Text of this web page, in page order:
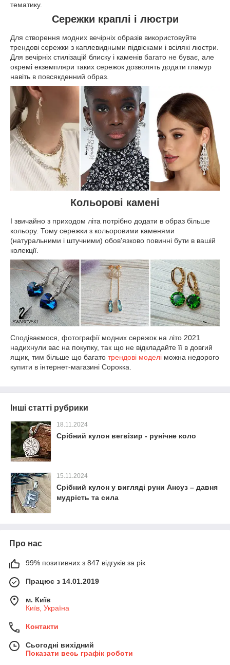
тематику.
Сережки краплі і люстри
Для створення модних вечірніх образів використовуйте
трендові сережки з каплевидными підвісками і всілякі люстри.
Для вечірніх стилізацій блиску і каменів багато не буває, але
окремі екземпляри таких сережок дозволять додати гламур
навіть в повсякденний образ.
Кольорові камені
І звичайно з приходом літа потрібно додати в образ більше
кольору. Тому сережки з кольоровими каменями
(натуральними і штучними) обов'язково повинні бути в вашій
колекції.
Сподіваємося, фотографії модних сережок на літо 2021
надихнули вас на покупку, так що не відкладайте її в довгий
ящик, тим більше що багато трендові моделі можна недорого
купити в інтернет-магазині Сорокка.
Інші статті рубрики
18.11.2024
Срібний кулон вегвізир - рунічне коло
15.11.2024
Срібний кулон у вигляді руни Ансуз – давня
мудрість та сила
Про нас
99% позитивних з 847 відгуків за рік
Працює з 14.01.2019
м. Київ
Київ, Україна
Контакти
Сьогодні вихідний
Показати весь графік роботи